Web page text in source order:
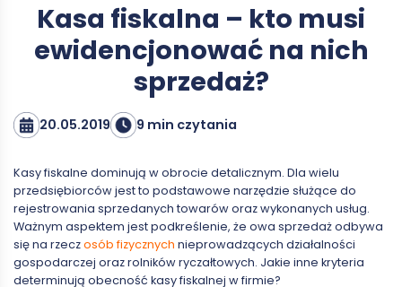
Kasa fiskalna – kto musi
ewidencjonować na nich
sprzedaż?
20.05.2019 9 min czytania
Kasy fiskalne dominują w obrocie detalicznym. Dla wielu
przedsiębiorców jest to podstawowe narzędzie służące do
rejestrowania sprzedanych towarów oraz wykonanych usług.
Ważnym aspektem jest podkreślenie, że owa sprzedaż odbywa
się na rzeczosób fizycznych nieprowadzących działalności
gospodarczej oraz rolników ryczałtowych. Jakie inne kryteria
determinują obecność kasy fiskalnej w firmie?